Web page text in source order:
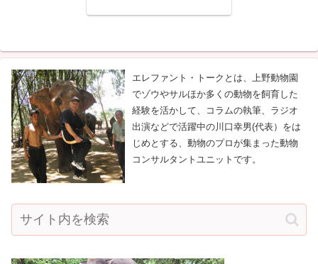
えば、紅茶の産地でもあり、美
ラヤ動物園の鮮やかなレッドパ
ンダ、やユキヒ...
エレファント・トークとは、上野動物園
でゾウやサルほか多くの動物を飼育した
経験を活かして、コラムの執筆、ラジオ
出演などで活躍中の川口幸男(代表）をは
じめとする、動物のプロが集まった動物
コンサルタントユニットです。